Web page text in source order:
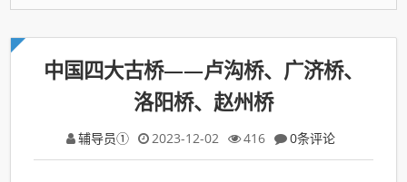
中国四大古桥——卢沟桥、广济桥、
洛阳桥、赵州桥
辅导员① 2023-12-02 416 0条评论